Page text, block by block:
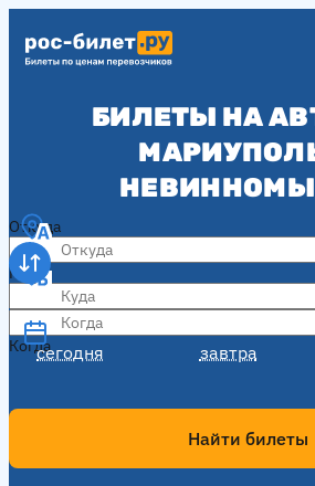
БИЛЕТЫ НА
Откуда
Куда
Когда
сегодня завтра
Когда
Найти билеты